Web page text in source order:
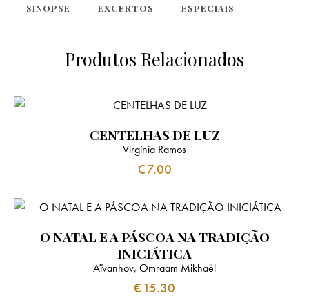
e
A
e
r
t
e
r
SINOPSE EXCERTOS ESPECIAIS
Produtos Relacionados
CENTELHAS DE LUZ
Virgínia Ramos
€7.00
O NATAL E A PÁSCOA NA TRADIÇÃO
INICIÁTICA
Aïvanhov, Omraam Mikhaël
€15.30